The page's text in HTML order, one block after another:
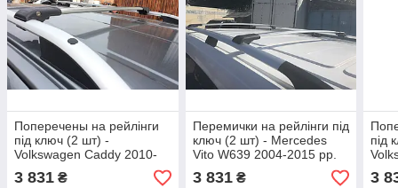
Поперечены на рейлінги
під ключ (2 шт) -
Volkswagen Caddy 2010-
2015 рр.
3 831 ₴
Перемички на рейлінги під
ключ (2 шт) - Mercedes
Vito W639 2004-2015 рр.
3 831₴
під
3